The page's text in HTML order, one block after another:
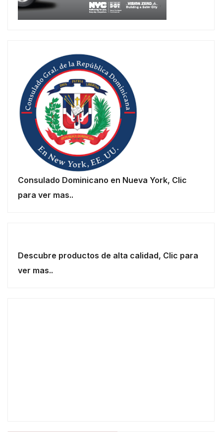
Consulado Dominicano en Nueva York, Clic
para ver mas..
Descubre productos de alta calidad, Clic para
ver mas..